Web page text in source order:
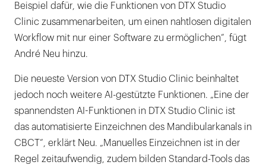
Beispiel dafür, wie die Funktionen von DTX Studio
Clinic zusammenarbeiten, um einen nahtlosen digitalen
Workflow mit nur einer Software zu ermöglichen“, fügt
André Neu hinzu.
Die neueste Version von DTX Studio Clinic beinhaltet
jedoch noch weitere AI-gestützte Funktionen. „Eine der
spannendsten AI-Funktionen in DTX Studio Clinic ist
das automatisierte Einzeichnen des Mandibularkanals in
CBCT“, erklärt Neu. „Manuelles Einzeichnen ist in der
Regel zeitaufwendig, zudem bilden Standard-Tools das